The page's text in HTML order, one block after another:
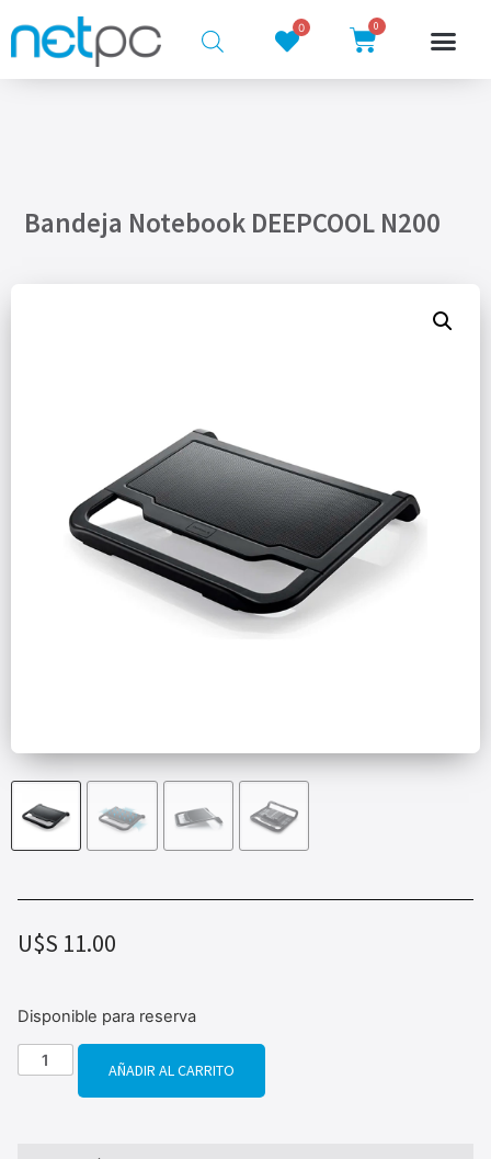
0 0
Bandeja Notebook DEEPCOOL N200
U$S 11.00
Disponible para reserva
AÑADIR AL CARRITO